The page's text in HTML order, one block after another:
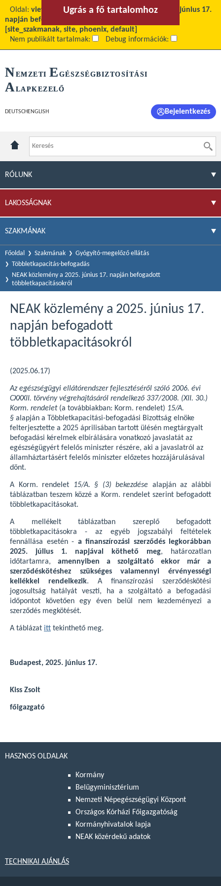
Oldal: view Fő tartalom: NEAK közlemény a 2025. június 17.
napján befogadott többletkapacitásokról
[site_szakmanak, site, phoenix, default]
Nem publikált tartalmak:
Debug információk:
Ugrás a menühöz
Ugrás a fő tartalomhoz
NEMZETI E GÉSZSÉGBIZTOSÍTÁSI
ALAPKEZELŐ
DEUTSCH ENGLISH Bejelentkezés
RÓLUNK
LAKOSSÁGNAK
SZAKMÁNAK
Főoldal Szakmának
Gyógyító-megelőző ellátás
Többletkapacitás-befogadás
NEAK közlemény a 2025. június 17. napján befogadott
többletkapacitásokról
NEAK közlemény a 2025. június 17.
napján befogadott
többletkapacitásokról
(2025.06.17)
Az egészségügyi ellátórendszer fejlesztéséről szóló 2006. évi
CXXXII. törvény végrehajtásáról rendelkező 337/2008. (XII. 30.)
Korm. rendelet (a továbbiakban: Korm. rendelet) 15/A.
§ alapján a Többletkapacitási-befogadási Bizottság elnöke
felterjesztette a 2025 áprilisában tartott ülésén megtárgyalt
befogadási kérelmek elbírálására vonatkozó javaslatát az
egészségügyért felelős miniszter részére, aki a javaslatról az
államháztartásért felelős miniszter előzetes hozzájárulásával
dönt.
A Korm. rendelet 15/A. § (3) bekezdése alapján az alábbi
táblázatban teszem közzé a Korm. rendelet szerint befogadott
többletkapacitásokat.
A mellékelt táblázatban szereplő befogadott
többletkapacitásokra - az egyéb jogszabályi feltételek
fennállása esetén - a finanszírozási szerződés legkorábban
2025. július 1. napjával köthető meg, határozatlan
időtartamra, amennyiben a szolgáltató ekkor már a
szerződéskötéshez szükséges valamennyi érvényességi
kellékkel rendelkezik. A finanszírozási szerződéskötési
jogosultság hatályát veszti, ha a szolgáltató a befogadási
időpontot követően egy éven belül nem kezdeményezi a
szerződés megkötését.
A táblázat itt tekinthető meg.
Budapest, 2025. június 17.
Kiss Zsolt
főigazgató
HASZNOS OLDALAK
Kormány
Belügyminisztérium
Nemzeti Népegészségügyi Központ
Országos Kórházi Főigazgatóság
Kormányhivatalok lapja
NEAK közérdekű adatok
TECHNIKAI AJÁNLÁS